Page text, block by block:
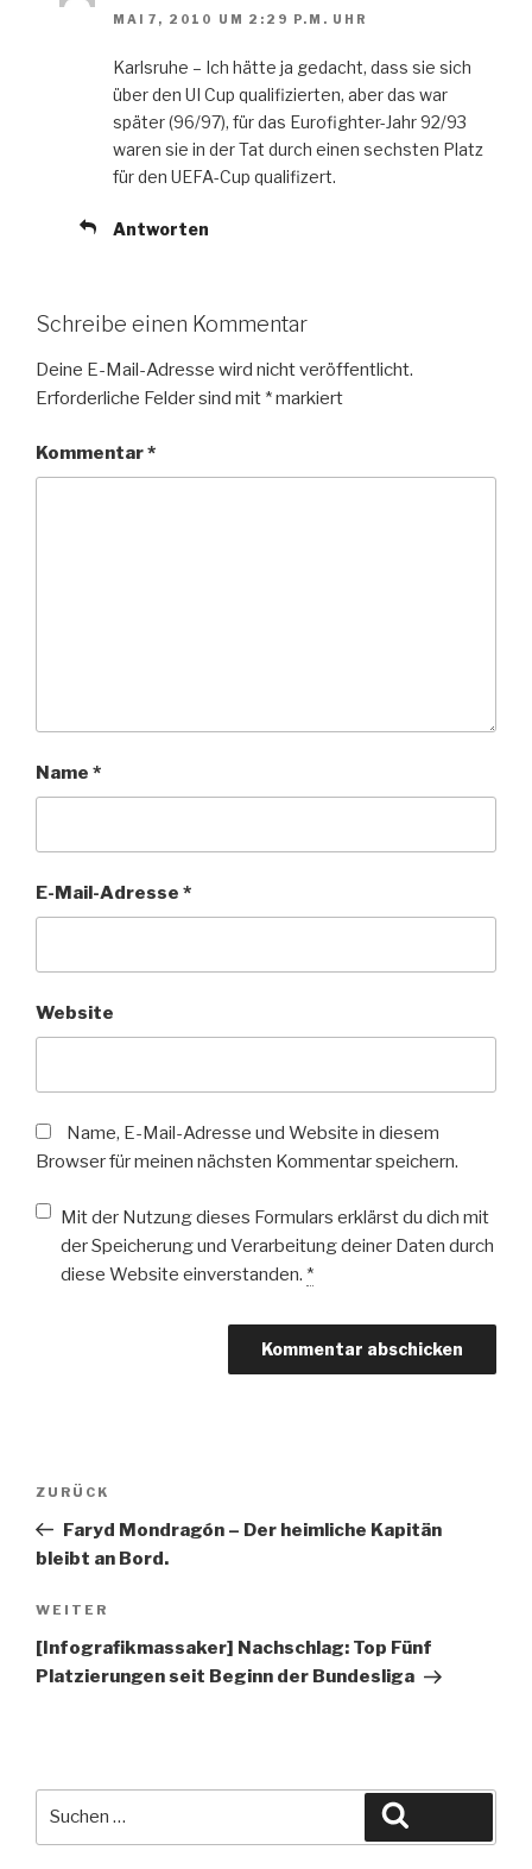
MAI 7, 2010 UM 2:29 P.M. UHR
Karlsruhe – Ich hätte ja gedacht, dass sie sich
über den UI Cup qualifizierten, aber das war
später (96/97), für das Eurofighter-Jahr 92/93
waren sie in der Tat durch einen sechsten Platz
für den UEFA-Cup qualifizert.
Antworten
Schreibe einen Kommentar
Deine E-Mail-Adresse wird nicht veröffentlicht.
Erforderliche Felder sind mit *markiert
Kommentar*
Name *
E-Mail-Adresse *
Website
Name, E-Mail-Adresse und Website in diesem
Browser für meinen nächsten Kommentar speichern.
Mit der Nutzung dieses Formulars erklärst du dich mit
der Speicherung und Verarbeitung deiner Daten durch
diese Website einverstanden. *
Beitragsnavigation
Vorheriger
Beitrag
ZURÜCK
Faryd Mondragón – Der heimliche Kapitän
bleibt an Bord.
Nächster
Beitrag
WEITER
[Infografikmassaker] Nachschlag: Top Fünf
Platzierungen seit Beginn der Bundesliga